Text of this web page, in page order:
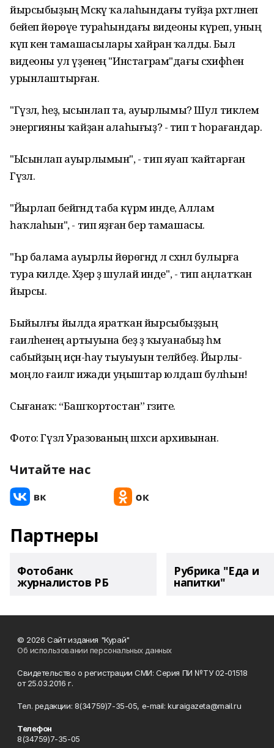
йырсыбыҙың Мәскәү ҡалаһындағы туйҙа рәхәтләнеп
бейеп йөрөүе тураһындағы видеоны күреп, уның
күп кенә тамашасылары хайран ҡалды. Был
видеоны ул үҙенең "Инстаграм"дағы сәхифәһенә
урынлаштырған.
"Гүзәл, һеҙ, ысынлап та, ауырлымы? Шул тиклем
энергияны ҡайҙан алаһығыҙ? - тип тә һорағандар.
"Ысынлап ауырлымын", - тип яуап ҡайтарған
Гүзәл.
"Йырлап бейәгәндә таба күрмә инде, Аллам
һаҡлаһын", - тип яҙған бер тамашасы.
"Һәр балама ауырлы йөрөгәндә лә сәхнәлә булырға
тура килде. Хәҙер ҙә шулай инде", - тип аңлатҡан
йырсы.
Быйылғы йылда яратҡан йырсыбыҙҙың
ғаиләһенең артыуына беҙ ҙә ҡыуанабыҙ һәм
сабыйҙың иҫән-һау тыуыуын теләйбеҙ. Йырлы-
моңло ғаиләгә ижади уңыштар юлдаш булһын!
Сығанаҡ: “Башҡортостан” гәзите.
Фото: Гүзәл Уразованың шәхси архивынан.
Читайте нас
Партнеры
Фотобанк
журналистов РБ
Рубрика "Еда и
напитки"
© 2026 Сайт издания "Курай"
Об использовании персональных данных
Свидетельство о регистрации СМИ: Серия ПИ №ТУ 02-01518
от 25.03.2016 г.
Тел. редакции: 8(34759)7-35-05, e-mail: kuraigazeta@mail.ru
Телефон
8(34759)7-35-05